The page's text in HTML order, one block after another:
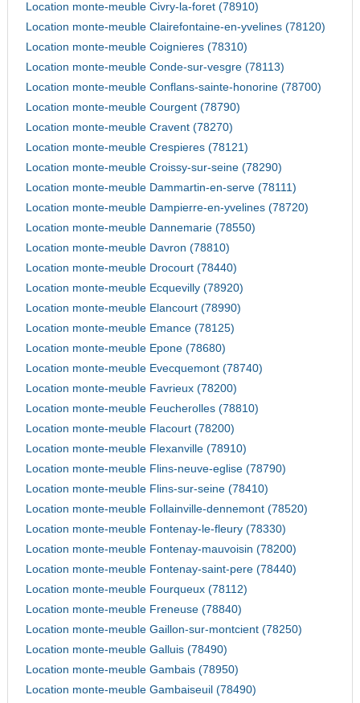
Location monte-meuble Civry-la-foret (78910)
Location monte-meuble Clairefontaine-en-yvelines (78120)
Location monte-meuble Coignieres (78310)
Location monte-meuble Conde-sur-vesgre (78113)
Location monte-meuble Conflans-sainte-honorine (78700)
Location monte-meuble Courgent (78790)
Location monte-meuble Cravent (78270)
Location monte-meuble Crespieres (78121)
Location monte-meuble Croissy-sur-seine (78290)
Location monte-meuble Dammartin-en-serve (78111)
Location monte-meuble Dampierre-en-yvelines (78720)
Location monte-meuble Dannemarie (78550)
Location monte-meuble Davron (78810)
Location monte-meuble Drocourt (78440)
Location monte-meuble Ecquevilly (78920)
Location monte-meuble Elancourt (78990)
Location monte-meuble Emance (78125)
Location monte-meuble Epone (78680)
Location monte-meuble Evecquemont (78740)
Location monte-meuble Favrieux (78200)
Location monte-meuble Feucherolles (78810)
Location monte-meuble Flacourt (78200)
Location monte-meuble Flexanville (78910)
Location monte-meuble Flins-neuve-eglise (78790)
Location monte-meuble Flins-sur-seine (78410)
Location monte-meuble Follainville-dennemont (78520)
Location monte-meuble Fontenay-le-fleury (78330)
Location monte-meuble Fontenay-mauvoisin (78200)
Location monte-meuble Fontenay-saint-pere (78440)
Location monte-meuble Fourqueux (78112)
Location monte-meuble Freneuse (78840)
Location monte-meuble Gaillon-sur-montcient (78250)
Location monte-meuble Galluis (78490)
Location monte-meuble Gambais (78950)
Location monte-meuble Gambaiseuil (78490)